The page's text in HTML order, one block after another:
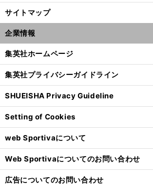
サイトマップ
企業情報
集英社ホームページ
集英社プライバシーガイドライン
SHUEISHA Privacy Guideline
Setting of Cookies
web Sportivaについて
Web Sportivaについてのお問い合わせ
広告についてのお問い合わせ